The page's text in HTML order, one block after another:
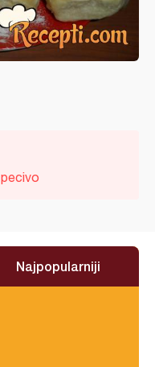
pecivo
Najpopularniji